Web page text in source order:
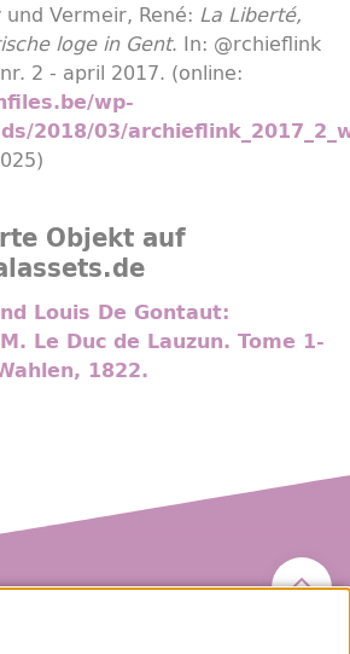
und Vermeir, René: La Liberté,
loge in Gent. In: @rchieflink
2 - april 2017. (online:
wp-
2018/03/
Objekt auf
Louis De Gontaut:
Le Duc de Lauzun. Tome 1-
1822.
Berlin